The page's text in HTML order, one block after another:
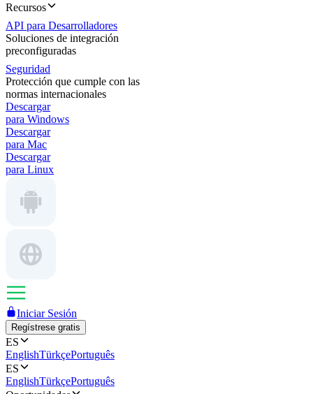
Recursos
API para Desarrolladores
Soluciones de integración
preconfiguradas
Seguridad
Protección que cumple con las
normas internacionales
Descargar
para Windows
Descargar
para Mac
Descargar
para Linux
Iniciar Sesión
Regístrese gratis
ES
EnglishTürkçePortuguês
ES
EnglishTürkçePortuguês